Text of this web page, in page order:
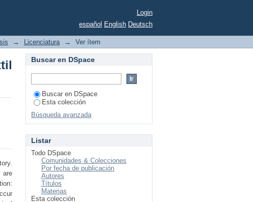
uso doméstico
Login
español English Deutsch
→ Licenciatura → Ver ítem
are
Buscar en DSpace
Buscar en DSpace
Esta colección
Búsqueda avanzada
Listar
Todo DSpace
Comunidades & Colecciones
Por fecha de publicación
Autores
Títulos
Materias
Esta colección